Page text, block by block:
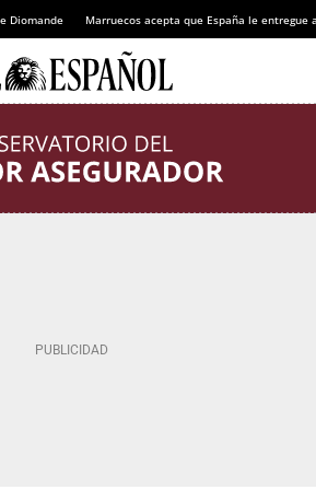
Diomande Marruecos acepta que España le entregue